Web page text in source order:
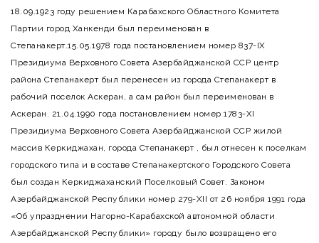
18.09.1923 году решением Карабахского Областного Комитета
Партии город Ханкенди был переименован в
Степанакерт.15.05.1978 года постановлением номер 837-IX
Президиума Верховного Совета Азербайджанской ССР центр
района Степанакерт был перенесен из города Степанакерт в
рабочий поселок Аскеран, а сам район был переименован в
Аскеран. 21.04.1990 года постановлением номер 1783-XI
Президиума Верховного Совета Азербайджанской ССР жилой
массив Керкиджахан, города Степанакерт , был отнесен к поселкам
городского типа и в составе Степанакертского Городского Совета
был создан Керкиджаханский Поселковый Совет. Законом
Азербайджанской Республики номер 279-XII от 26 ноября 1991 года
«Об упразднении Нагорно-Карабахской автономной области
Азербайджанской Республики» городу было возвращено его